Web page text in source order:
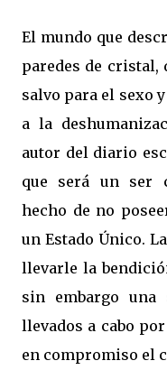
El mundo que
paredes de cristal,
salvo para el sexo
a la
autor del diario
que será un ser
hecho de no
un Estado Único.
llevarle la
sin embargo una
llevados a cabo
en compromiso el